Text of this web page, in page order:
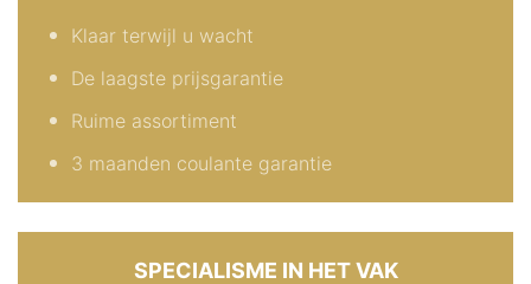
Klaar terwijl u wacht
De laagste prijsgarantie
Ruime assortiment
3 maanden coulante garantie
SPECIALISME IN HET VAK